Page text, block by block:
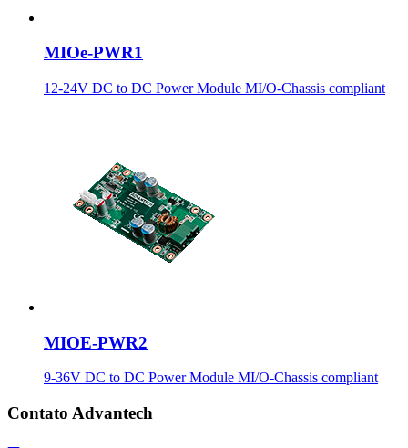
MIOe-PWR1
12-24V DC to DC Power Module MI/O-Chassis compliant
MIOE-PWR2
9-36V DC to DC Power Module MI/O-Chassis compliant
Contato Advantech